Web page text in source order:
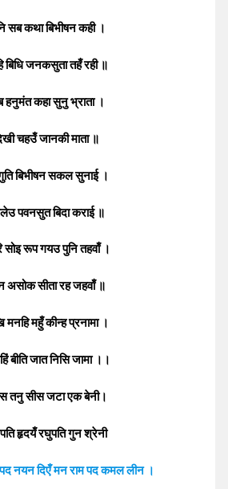
सब कथा बिभीषन कही ।
बिधि जनकसुता तहँ रही ॥
हनुमंत कहा सुनु भ्राता ।
चहउँ जानकी माता ॥
बिभीषन सकल सुनाई ।
पवनसुत बिदा कराई ॥
सोइ रूप गयउ पुनि तहवाँ ।
असोक सीता रह जहवाँ ॥
मनहि महुँ कीन्ह प्रनामा ।
बीति जात निसि जामा ।।
तनु सीस जटा एक बेनी।
हृदयँ रघुपति गुन श्रेनी
नयन दिएँ मन राम पद कमल लीन ।